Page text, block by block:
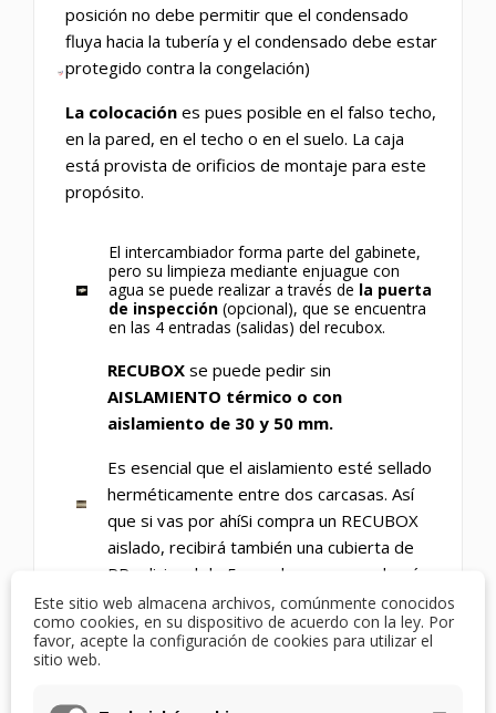
posición no debe permitir que el condensado
fluya hacia la tubería y el condensado debe estar
protegido contra la congelación)
La colocación es pues posible en el falso techo,
en la pared, en el techo o en el suelo. La caja
está provista de orificios de montaje para este
propósito.
El intercambiador forma parte del gabinete,
pero su limpieza mediante enjuague con
agua se puede realizar a través de la puerta
de inspección (opcional), que se encuentra
en las 4 entradas (salidas) del recubox.
RECUBOX se puede pedir sin
AISLAMIENTO térmico o con
aislamiento de 30 y 50 mm.
Es esencial que el aislamiento esté sellado
herméticamente entre dos carcasas. Así
que si vas por ahíSi compra un RECUBOX
aislado, recibirá también una cubierta de
PP adicional de 5 mm de espesor además
del aislamiento.
VIDEO PRESENTACIÓN DE RECUBOX REKUPEX:
Este sitio web almacena archivos, comúnmente conocidos
como cookies, en su dispositivo de acuerdo con la ley. Por
favor, acepte la configuración de cookies para utilizar el
sitio web.